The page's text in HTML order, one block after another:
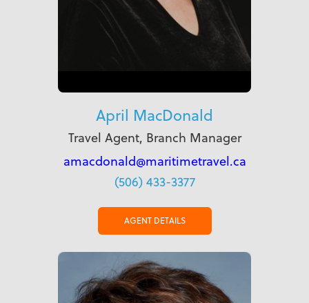
April MacDonald
Travel Agent, Branch Manager
amacdonald@maritimetravel.ca
(506) 433-3377
AGENT DETAILS